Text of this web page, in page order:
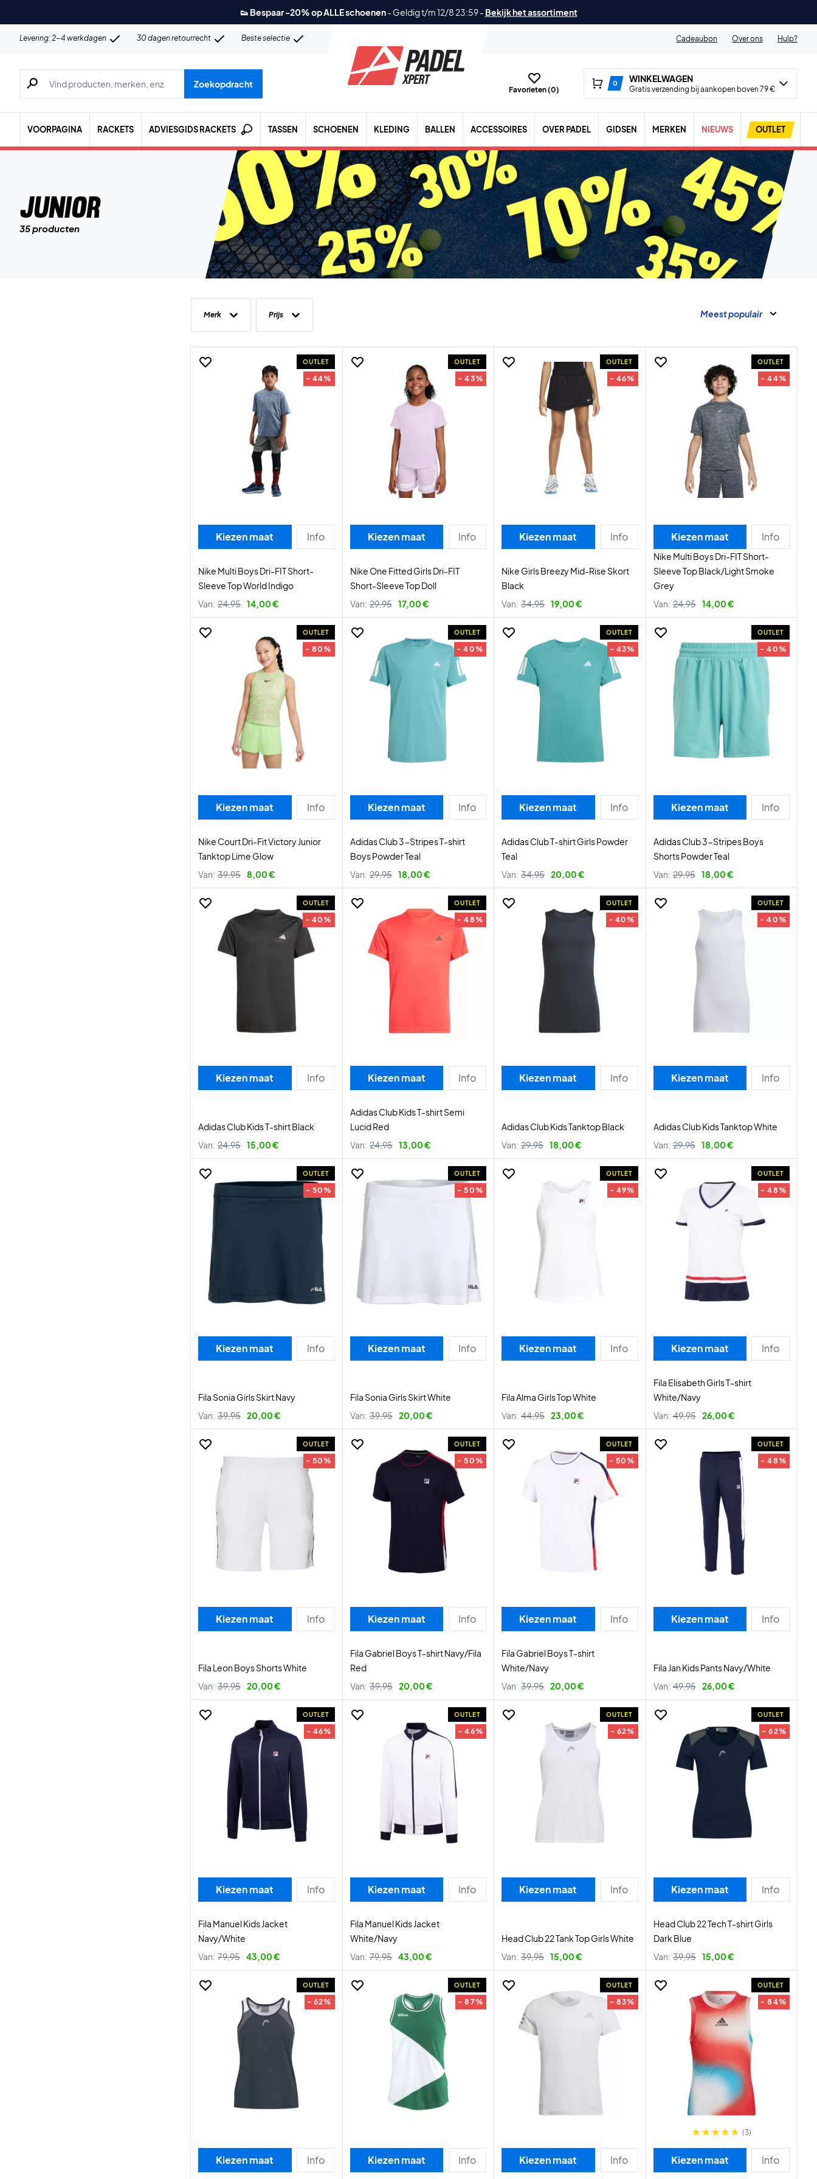
👟 Bespaar -20% op ALLE schoenen- Geldig t/m 12/8 23:59- Bekijk het assortiment
Levering: 2-4 werkdagen 30 dagen retourrecht Beste selectie Cadeaubon Over ons Hulp?
Zoeken naar producten, merken etc.
Zoekopdracht
Favorieten (0)
0 WINKELWAGEN
Gratis verzending bij aankopen boven 79 €
VOORPAGINA RACKETS ADVIESGIDS RACKETS TASSEN SCHOENEN KLEDING BALLEN ACCESSOIRES OVER PADEL GIDSEN MERKEN NIEUWS OUTLET
Junior
35 producten
Merk Prijs Meest populair
OUTLET
- 44%
Kiezen maat Info
Nike Multi Boys Dri-FIT Short-
Sleeve Top World Indigo
Van: 24,95 14,00 €
OUTLET
- 43%
Kiezen maat Info
Nike One Fitted Girls Dri-FIT
Short-Sleeve Top Doll
Van: 29,95 17,00 €
OUTLET
- 46%
Kiezen maat Info
Nike Girls Breezy Mid-Rise Skort
Black
Van: 34,95 19,00 €
OUTLET
- 44%
Kiezen maat Info
Nike Multi Boys Dri-FIT Short-
Sleeve Top Black/Light Smoke
Grey
Van: 24,95 14,00 €
OUTLET
- 80%
Kiezen maat Info
Nike Court Dri-Fit Victory Junior
Tanktop Lime Glow
Van: 39,95 8,00 €
OUTLET
- 40%
Kiezen maat Info
Adidas Club 3-Stripes T-shirt
Boys Powder Teal
Van: 29,95 18,00 €
OUTLET
- 43%
Kiezen maat Info
Adidas Club T-shirt Girls Powder
Teal
Van: 34,95 20,00 €
OUTLET
- 40%
Kiezen maat Info
Adidas Club 3-Stripes Boys
Shorts Powder Teal
Van: 29,95 18,00 €
OUTLET
- 40%
Kiezen maat Info
Adidas Club Kids T-shirt Black
Van: 24,95 15,00 €
OUTLET
- 48%
Kiezen maat Info
Adidas Club Kids T-shirt Semi
Lucid Red
Van: 24,95 13,00 €
OUTLET
- 40%
Kiezen maat Info
Adidas Club Kids Tanktop Black
Van: 29,95 18,00 €
OUTLET
- 40%
Kiezen maat Info
Adidas Club Kids Tanktop White
Van: 29,95 18,00 €
OUTLET
- 50%
Kiezen maat Info
Fila Sonia Girls Skirt Navy
Van: 39,95 20,00 €
OUTLET
- 50%
Kiezen maat Info
Fila Sonia Girls Skirt White
Van: 39,95 20,00 €
OUTLET
- 49%
Kiezen maat Info
Fila Alma Girls Top White
Van: 44,95 23,00 €
OUTLET
- 48%
Kiezen maat Info
Fila Elisabeth Girls T-shirt
White/Navy
Van: 49,95 26,00 €
OUTLET
- 50%
Kiezen maat Info
Fila Leon Boys Shorts White
Van: 39,95 20,00 €
OUTLET
- 50%
Kiezen maat Info
Fila Gabriel Boys T-shirt Navy/Fila
Red
Van: 39,95 20,00 €
OUTLET
- 50%
Kiezen maat Info
Fila Gabriel Boys T-shirt
White/Navy
Van: 39,95 20,00 €
OUTLET
- 48%
Kiezen maat Info
Fila Jan Kids Pants Navy/White
Van: 49,95 26,00 €
OUTLET
- 46%
Kiezen maat Info
Fila Manuel Kids Jacket
Navy/White
Van: 79,95 43,00 €
OUTLET
- 46%
Kiezen maat Info
Fila Manuel Kids Jacket
White/Navy
Van: 79,95 43,00 €
OUTLET
- 62%
Kiezen maat Info
Head Club 22 Tank Top Girls White
Van: 39,95 15,00 €
OUTLET
- 62%
Kiezen maat Info
Head Club 22 Tech T-shirt Girls
Dark Blue
Van: 39,95 15,00 €
OUTLET
- 62%
Kiezen maat Info
OUTLET
- 87%
Kiezen maat Info
OUTLET
- 83%
Kiezen maat Info
OUTLET
- 84%
(3)
Kiezen maat Info